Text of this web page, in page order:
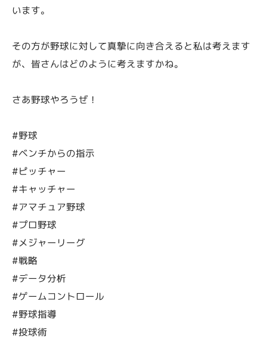
います。
その方が野球に対して真摯に向き合えると私は考えます
が、皆さんはどのように考えますかね。
さあ野球やろうぜ！
#野球
#ベンチからの指示
#ピッチャー
#キャッチャー
#アマチュア野球
#プロ野球
#メジャーリーグ
#戦略
#データ分析
#ゲームコントロール
#野球指導
#投球術